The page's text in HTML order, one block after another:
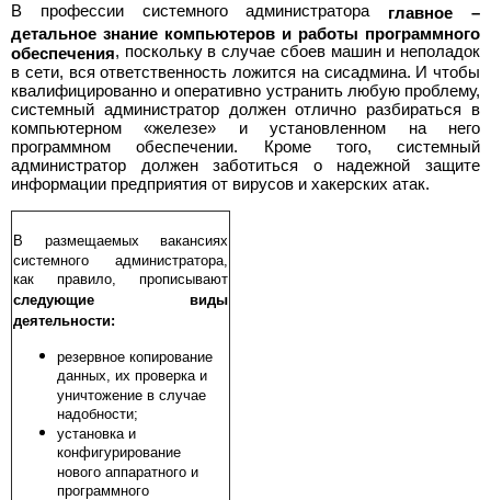
В профессии системного администратора главное –
детальное знание компьютеров и работы программного
обеспечения, поскольку в случае сбоев машин и неполадок
в сети, вся ответственность ложится на сисадмина. И чтобы
квалифицированно и оперативно устранить любую проблему,
системный администратор должен отлично разбираться в
компьютерном «железе» и установленном на него
программном обеспечении. Кроме того, системный
администратор должен заботиться о надежной защите
информации предприятия от вирусов и хакерских атак.
В размещаемых вакансиях
системного администратора,
как правило, прописывают
следующие виды
деятельности:
резервное копирование
данных, их проверка и
уничтожение в случае
надобности;
установка и
конфигурирование
нового аппаратного и
программного